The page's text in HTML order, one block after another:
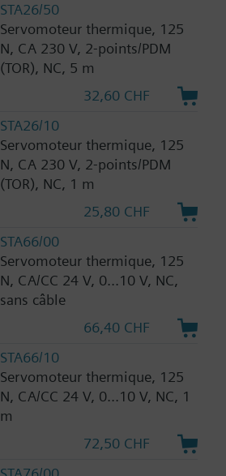
STA26/50
Servomoteur thermique, 125
N, CA 230 V, 2-points/PDM
(TOR), NC, 5 m
32,60 CHF
STA26/10
Servomoteur thermique, 125
N, CA 230 V, 2-points/PDM
(TOR), NC, 1 m
25,80 CHF
STA66/00
Servomoteur thermique, 125
N, CA/CC 24 V, 0...10 V, NC,
sans câble
66,40 CHF
STA66/10
Servomoteur thermique, 125
N, CA/CC 24 V, 0...10 V, NC, 1
m
72,50 CHF